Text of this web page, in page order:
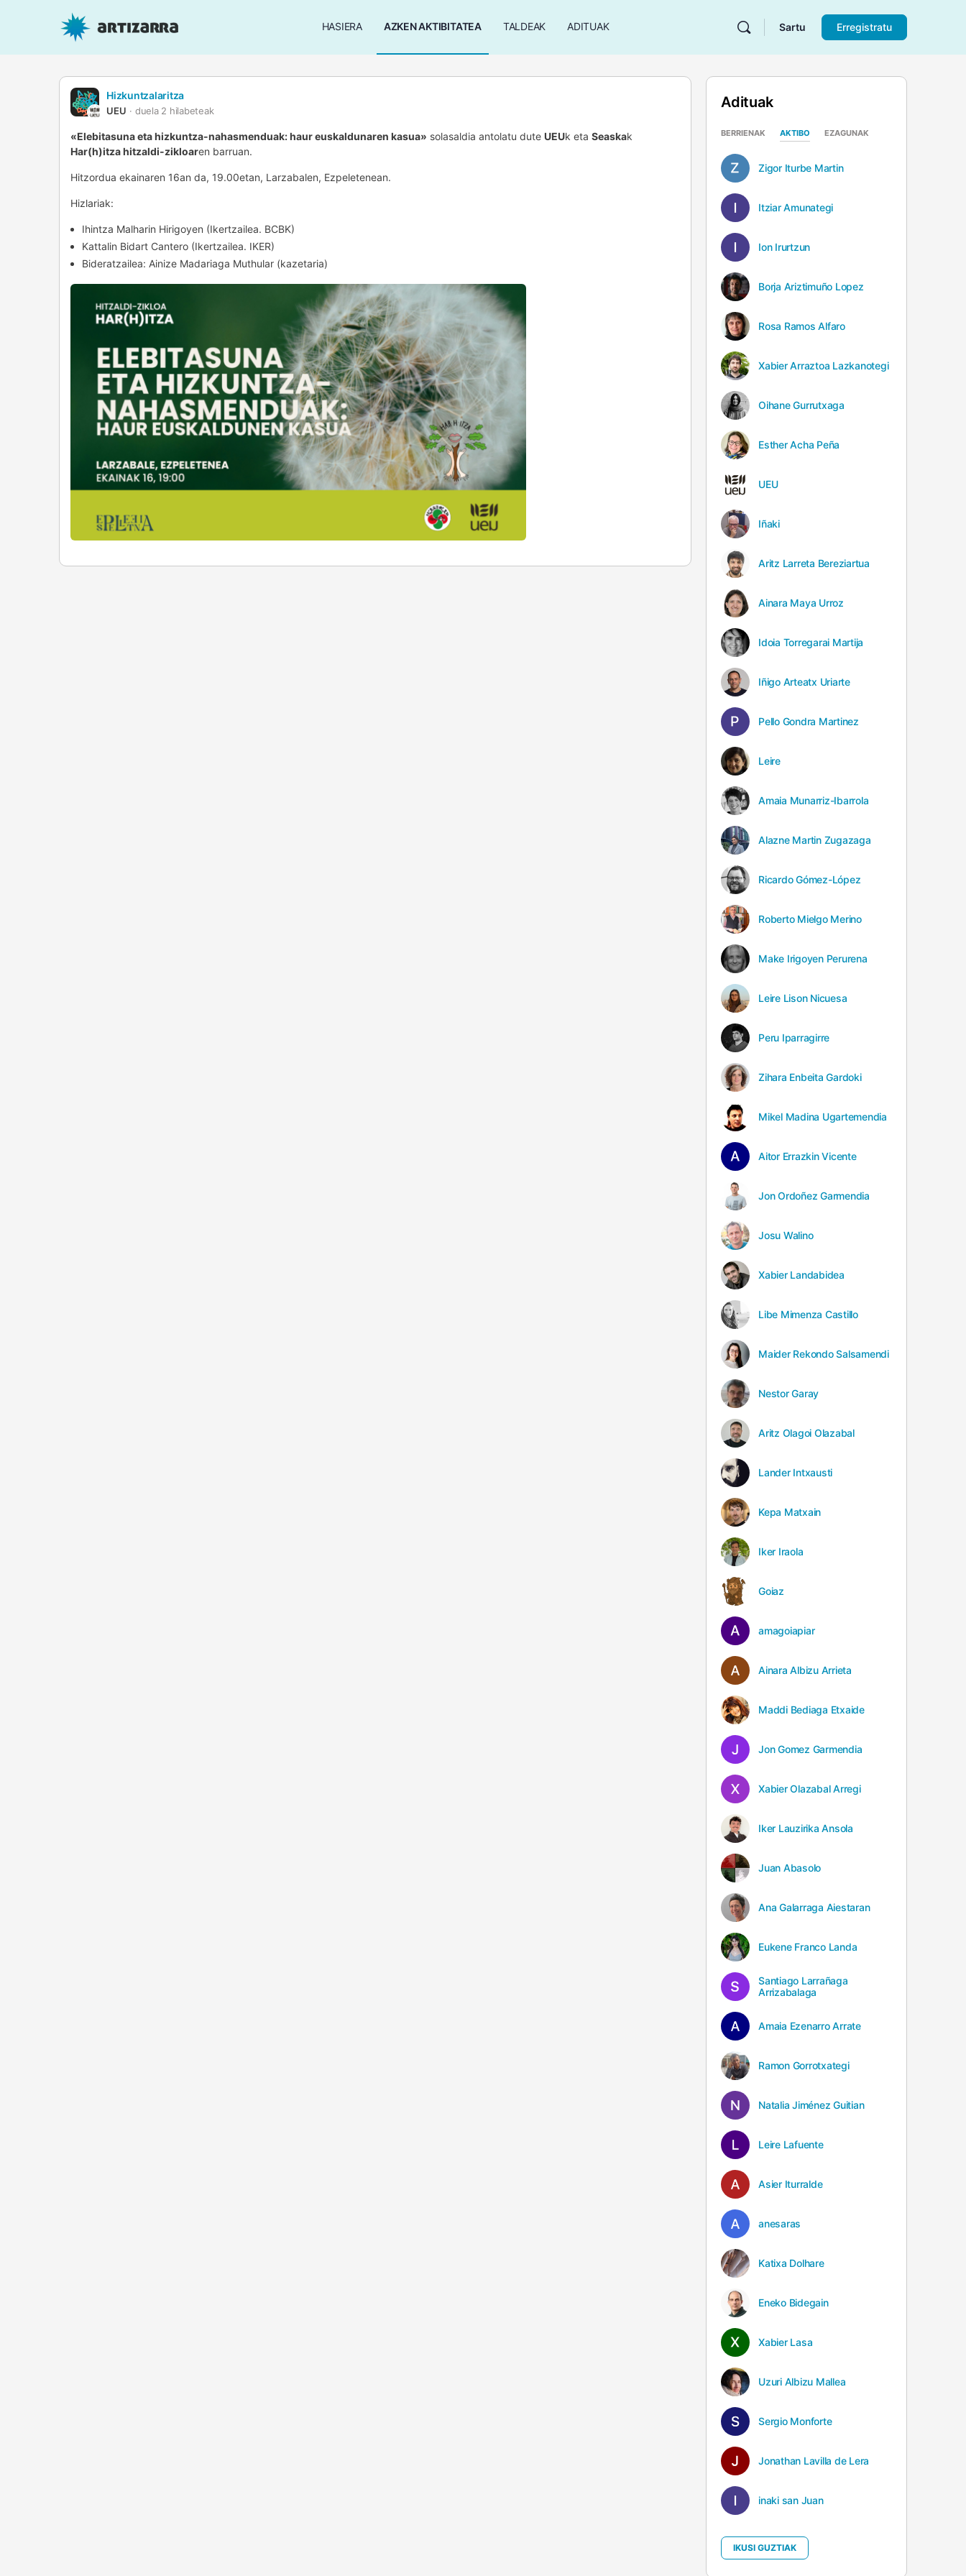
HASIERA AZKEN AKTIBITATEA TALDEAK ADITUAK Sartu Erregistratu
Hizkuntzalaritza
UEU duela 2 hilabeteak
«Elebitasuna eta hizkuntza-nahasmenduak: haur euskaldunaren kasua» solasaldia antolatu dute UEUk eta Seaskak
Har(h)itza hitzaldi-zikloaren barruan.
Hitzordua ekainaren 16an da, 19.00etan, Larzabalen, Ezpeletenean.
Hizlariak:
Ihintza Malharin Hirigoyen (Ikertzailea. BCBK)
Kattalin Bidart Cantero (Ikertzailea. IKER)
Bideratzailea: Ainize Madariaga Muthular (kazetaria)
Adituak
BERRIENAK AKTIBO EZAGUNAK
Zigor Iturbe Martin
Itziar Amunategi
Ion Irurtzun
Borja Ariztimuño Lopez
Rosa Ramos Alfaro
Xabier Arraztoa Lazkanotegi
Oihane Gurrutxaga
Esther Acha Peña
UEU
Iñaki
Aritz Larreta Bereziartua
Ainara Maya Urroz
Idoia Torregarai Martija
Iñigo Arteatx Uriarte
Pello Gondra Martinez
Leire
Amaia Munarriz-Ibarrola
Alazne Martin Zugazaga
Ricardo Gómez-López
Roberto Mielgo Merino
Make Irigoyen Perurena
Leire Lison Nicuesa
Peru Iparragirre
Zihara Enbeita Gardoki
Mikel Madina Ugartemendia
Aitor Errazkin Vicente
Jon Ordoñez Garmendia
Josu Walino
Xabier Landabidea
Libe Mimenza Castillo
Maider Rekondo Salsamendi
Nestor Garay
Aritz Olagoi Olazabal
Lander Intxausti
Kepa Matxain
Iker Iraola
Goiaz
amagoiapiar
Ainara Albizu Arrieta
Maddi Bediaga Etxaide
Jon Gomez Garmendia
Xabier Olazabal Arregi
Iker Lauzirika Ansola
Juan Abasolo
Ana Galarraga Aiestaran
Eukene Franco Landa
Santiago Larrañaga
Arrizabalaga
Amaia Ezenarro Arrate
Ramon Gorrotxategi
Natalia Jiménez Guitian
Leire Lafuente
Asier Iturralde
anesaras
Katixa Dolhare
Eneko Bidegain
Xabier Lasa
Uzuri Albizu Mallea
Sergio Monforte
Jonathan Lavilla de Lera
inaki san Juan
IKUSI GUZTIAK